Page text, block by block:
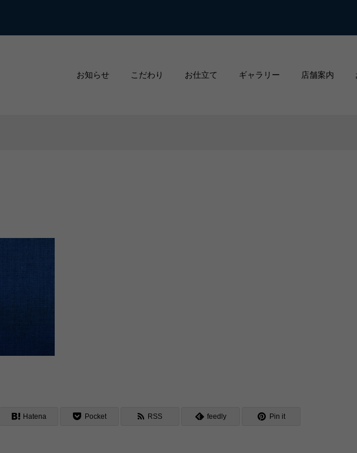
お知らせ こだわり お仕立て ギャラリー 店舗案内
Hatena Pocket RSS feedly Pin it